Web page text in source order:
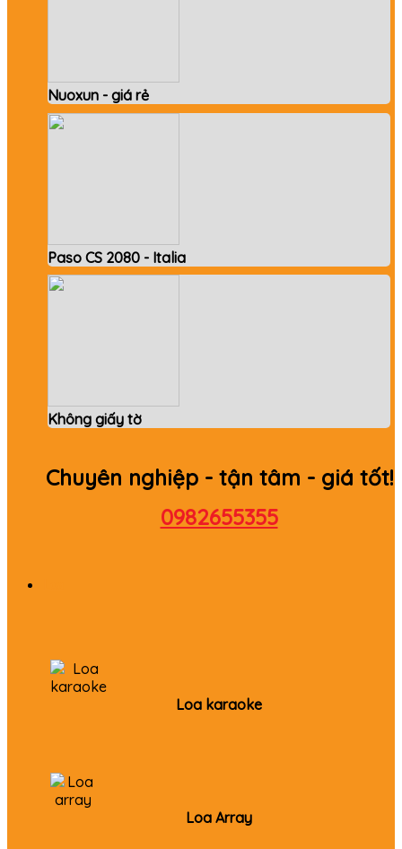
Nuoxun - giá rẻ
Paso CS 2080 - Italia
Không giấy tờ
Chuyên nghiệp - tận tâm - giá tốt!
0982655355
Loa karaoke
Loa Array